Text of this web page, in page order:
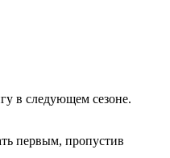
в следующем сезоне.
первым, пропустив